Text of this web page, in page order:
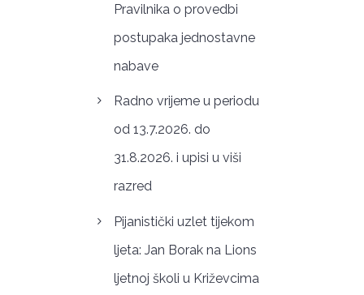
Pravilnika o provedbi
postupaka jednostavne
nabave
Radno vrijeme u periodu
od 13.7.2026. do
31.8.2026. i upisi u viši
razred
Pijanistički uzlet tijekom
ljeta: Jan Borak na Lions
ljetnoj školi u Križevcima